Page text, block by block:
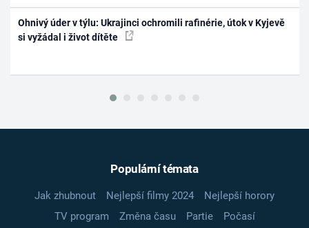
Ohnivý úder v týlu: Ukrajinci ochromili rafinérie, útok v Kyjevě
si vyžádal i život dítěte
Populární témata
Jak zhubnout Nejlepší filmy 2024
Nejlepší horory
TV program
Změna času Partie
Počasí